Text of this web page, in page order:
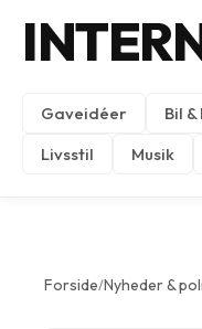
Gaveidéer Bil
Livsstil
Musik
Forside/Nyheder &